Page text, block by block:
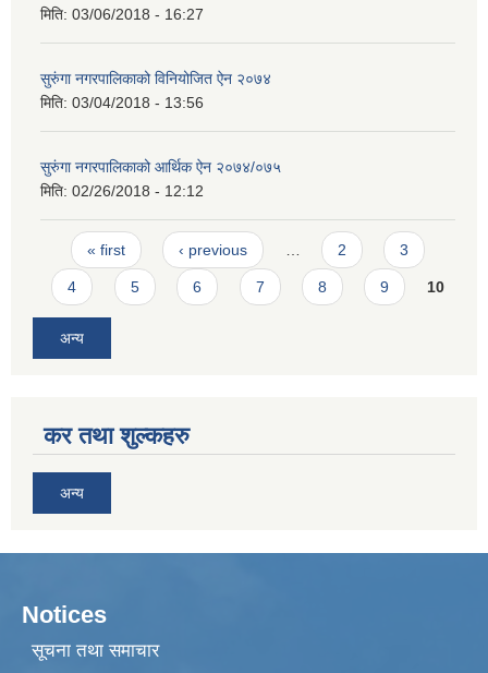
मिति: 03/06/2018 - 16:27
सुरुंगा नगरपालिकाको विनियोजित ऐन २०७४
मिति: 03/04/2018 - 13:56
सुरुंगा नगरपालिकाको आर्थिक ऐन २०७४/०७५
मिति: 02/26/2018 - 12:12
Pages
« first ‹ previous … 2 3
4 5 6 7 8 9 10
अन्य
कर तथा शुल्कहरु
अन्य
Notices
सूचना तथा समाचार